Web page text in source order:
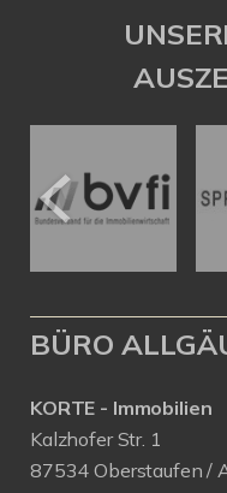
BÜRO
KORTE - Immobilien
Kalzhofer Str. 1
87534 Oberstaufen /